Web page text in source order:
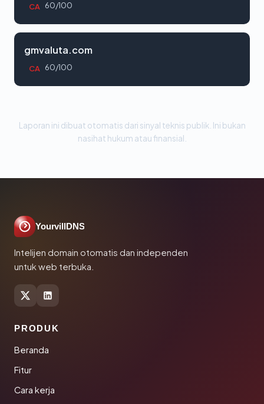
CA 60/100
gmvaluta.com
CA 60/100
Laporan ini dibuat otomatis dari sinyal teknis publik. Ini bukan
nasihat hukum atau finansial.
YourvillDNS
Intelijen domain otomatis dan independen
untuk web terbuka.
PRODUK
Beranda
Fitur
Cara kerja